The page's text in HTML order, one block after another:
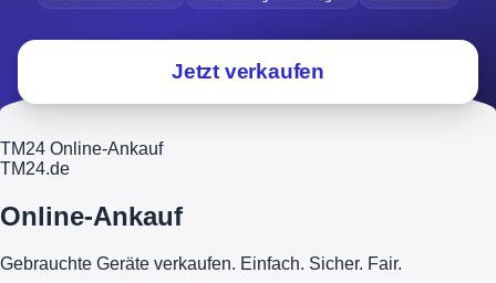
Jetzt verkaufen
TM24 Online-Ankauf
TM24.de
Online-Ankauf
Gebrauchte Geräte verkaufen. Einfach. Sicher. Fair.